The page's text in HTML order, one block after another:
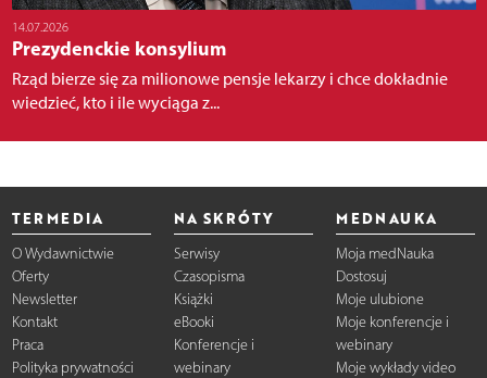
14.07.2026
Prezydenckie konsylium
Rząd bierze się za milionowe pensje lekarzy i chce dokładnie
wiedzieć, kto i ile wyciąga z...
TERMEDIA
O Wydawnictwie
Oferty
Newsletter
Kontakt
Praca
Polityka prywatności
NA SKRÓTY
Serwisy
Czasopisma
Książki
eBooki
Konferencje i
webinary
MEDNAUKA
Moja medNauka
Dostosuj
Moje ulubione
Moje konferencje i
webinary
Moje wykłady video